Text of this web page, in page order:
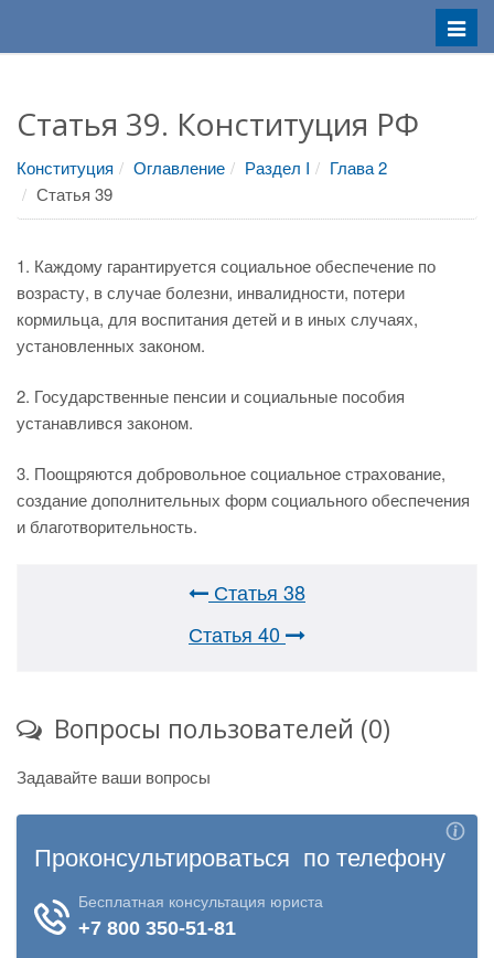
Меню
Статья 39. Конституция РФ
Конституция Оглавление Раздел I
Глава 2
Статья 39
1. Каждому гарантируется социальное обеспечение по
возрасту, в случае болезни, инвалидности, потери
кормильца, для воспитания детей и в иных случаях,
установленных законом.
2. Государственные пенсии и социальные пособия
устанавлився законом.
3. Поощряются добровольное социальное страхование,
создание дополнительных форм социального обеспечения
и благотворительность.
Статья 38
Статья 40
Вопросы пользователей (0)
Задавайте ваши вопросы